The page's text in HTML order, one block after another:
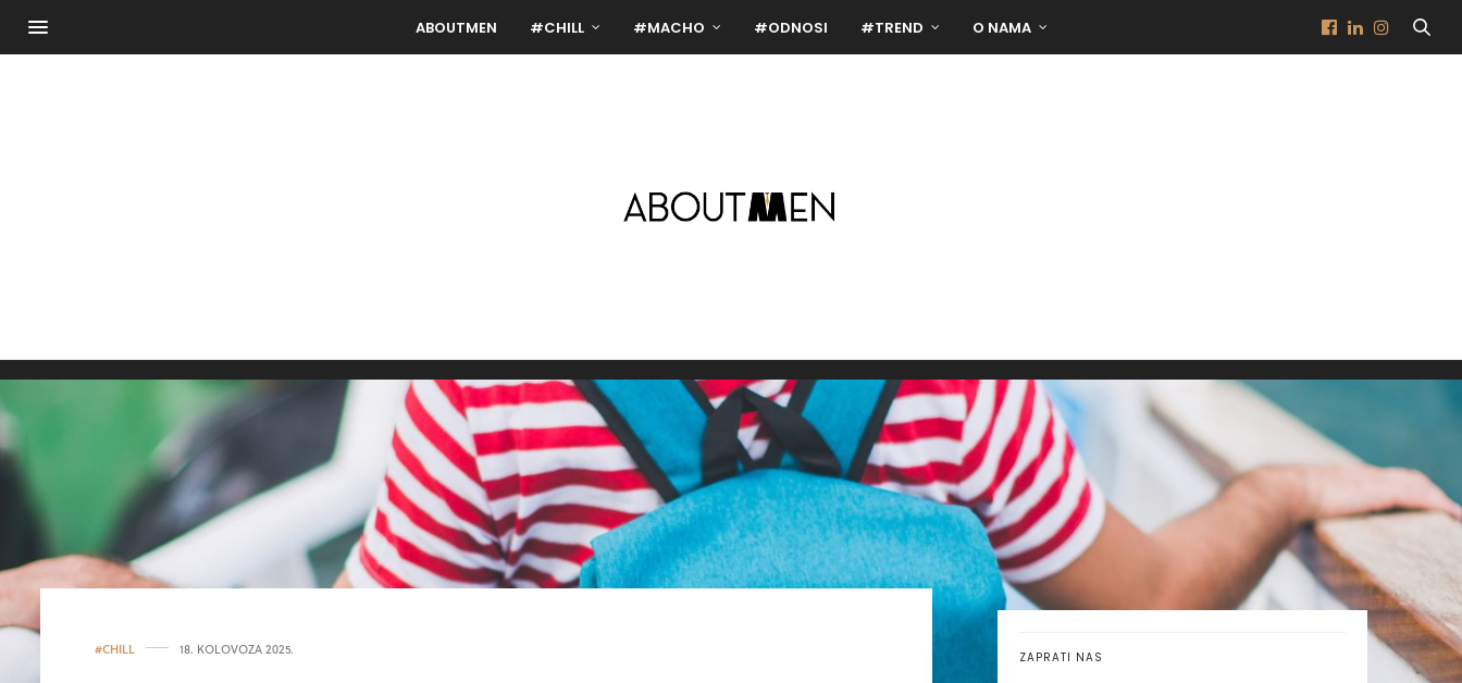
ABOUTMEN #CHILL #MACHO #ODNOSI #TREND O NAMA
#CHILL 18. KOLOVOZA 2025. ZAPRATI NAS